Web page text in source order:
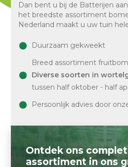
Dan bent u bij de Batterijen
het breedste assortiment
Nederland maakt u uw tuin
Duurzaam gekweekt
Breed assortiment
Diverse soorten in
tussen half oktober - half
Persoonlijk advies door
Ontdek ons
assortiment in ons